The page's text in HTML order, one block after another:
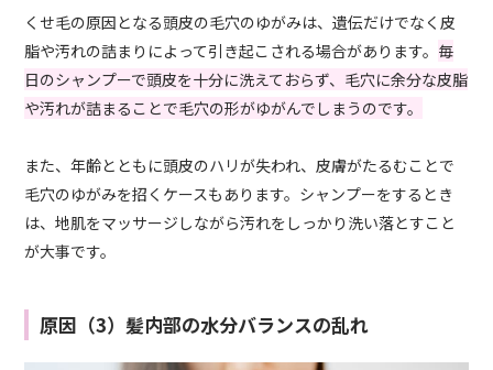
くせ毛の原因となる頭皮の毛穴のゆがみは、遺伝だけでなく皮
脂や汚れの詰まりによって引き起こされる場合があります。 毎
日のシャンプーで頭皮を十分に洗えておらず、毛穴に余分な皮脂
や汚れが詰まることで毛穴の形がゆがんでしまうのです。
また、年齢とともに頭皮のハリが失われ、皮膚がたるむことで
毛穴のゆがみを招くケースもあります。シャンプーをするとき
は、地肌をマッサージしながら汚れをしっかり洗い落とすこと
が大事です。
原因（3）髪内部の水分バランスの乱れ